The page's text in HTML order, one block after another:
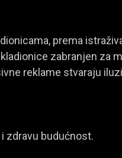
prema
zabranjen za
reklame stvaraju
zdravu budućnost.